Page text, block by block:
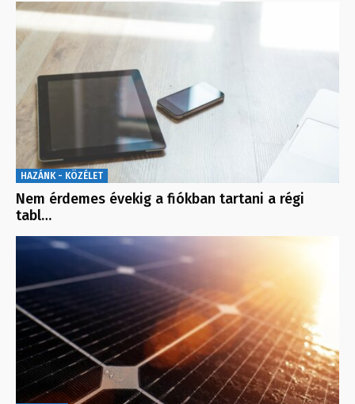
HAZÁNK - KÖZÉLET
Nem érdemes évekig a fiókban tartani a régi
tabl…